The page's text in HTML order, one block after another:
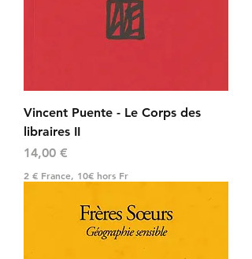
Vincent Puente - Le Corps des
libraires II
Prix
14,00 €
2 € France, 10€ hors Fr